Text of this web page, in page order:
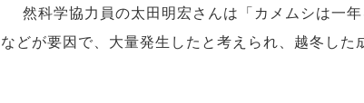
然科学協力員の太田明宏さんは「カメムシは一
どが要因で、大量発生したと考えられ、越冬した